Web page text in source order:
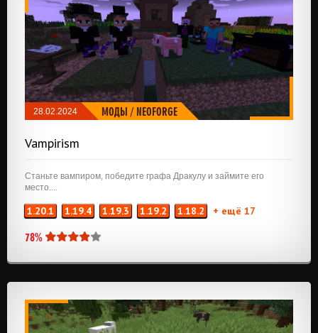
28.02.2024 МОДЫ / NEOFORGE
Vampirism
Станьте вампиром, победите графа Дракулу и займите его
место....
1.20.1 1.19.4 1.19.3 1.19.2 1.18.2 + ещё 17
78%